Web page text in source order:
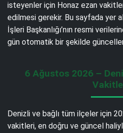
isteyenler için Honaz ezan
edilmesi gerekir. Bu sayfada yer
İşleri Başkanlığı’nın resmi
gün otomatik bir şekilde
6 Ağustos 2026 –
Denizli ve bağlı tüm ilçeler için
vakitleri, en doğru ve güncel